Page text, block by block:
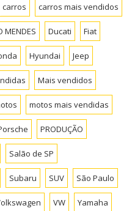
carros carros mais vendidos
MENDES Ducati Fiat
Hyundai Jeep
Mais vendidos
motos mais vendidas
PRODUÇÃO
Salão de SP
Subaru SUV São Paulo
VW Yamaha